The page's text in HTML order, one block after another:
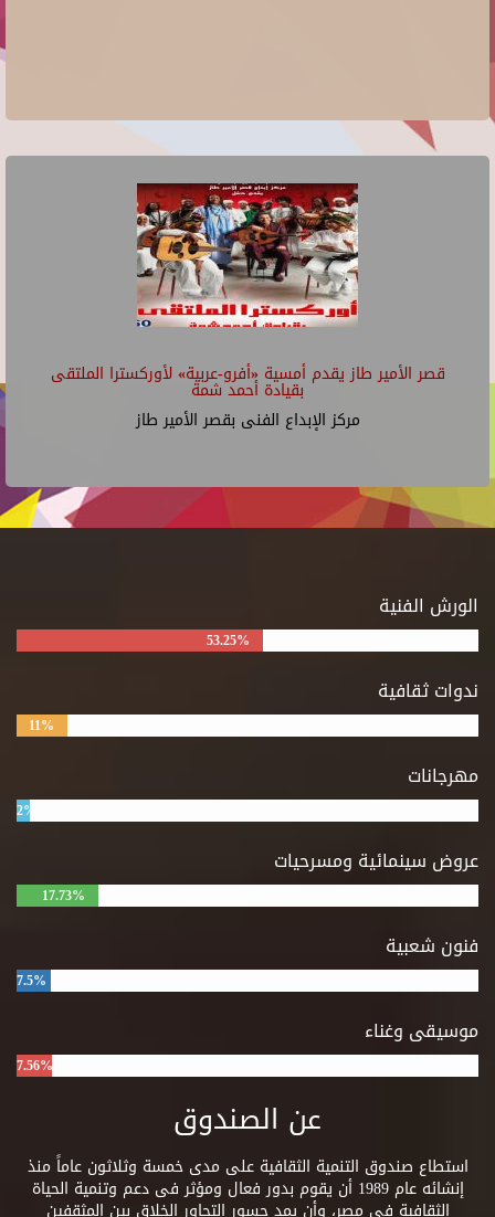
قصر الأمير طاز يقدم أمسية «أفرو-عربية» لأوركسترا الملتقى
بقيادة أحمد شمة
مركز الإبداع الفنى بقصر الأمير طاز
الورش الفنية
53.25%
ندوات ثقافية
11%
مهرجانات
2%
عروض سينمائية ومسرحيات
17.73%
فنون شعبية
7.5%
موسيقى وغناء
7.56%
عن الصندوق
استطاع صندوق التنمية الثقافية على مدى خمسة وثلاثون عاماً منذ
إنشائه عام 1989 أن يقوم بدور فعال ومؤثر فى دعم وتنمية الحياة